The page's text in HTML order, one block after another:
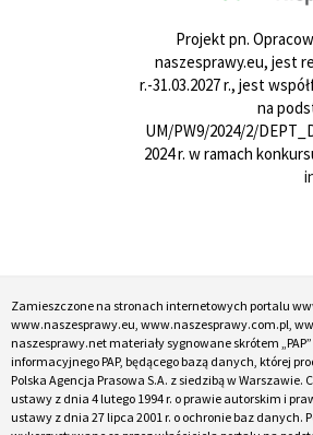
Projekt pn.
naszesprawy.eu, jest
r.-31.03.2027 r., jest
na
UM/PW9/2024/2/
2024 r. w ramach
Zamieszczone na stronach internetowych portalu
www.naszesprawy.eu, www.naszesprawy.com.pl,
naszesprawy.net materiały sygnowane skrótem
informacyjnego PAP, będącego bazą danych, której
Polska Agencja Prasowa S.A. z siedzibą w Warszawie.
ustawy z dnia 4 lutego 1994 r. o prawie autorskim i
ustawy z dnia 27 lipca 2001 r. o ochronie baz danych.